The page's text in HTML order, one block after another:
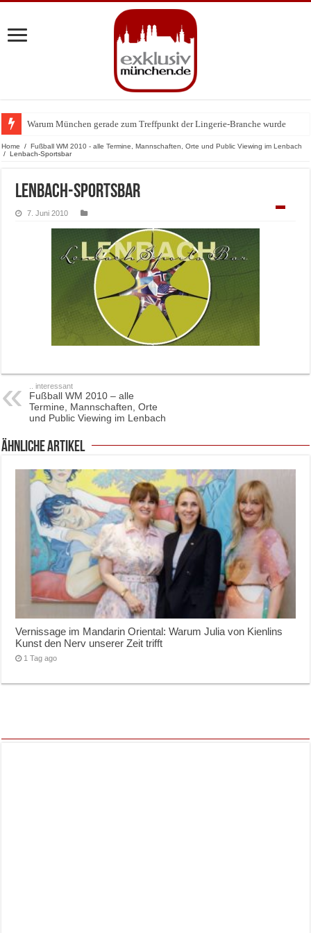
Warum München gerade zum Treffpunkt der Lingerie-Branche wurde
BMW Art Cars in München: Warum die rollenden Kunstwerke bis heute
Home / Fußball WM 2010 - alle Termine, Mannschaften, Orte und Public Viewing im Lenbach
/ Lenbach-Sportsbar
Lenbach-Sportsbar
7. Juni 2010
.. interessant
Fußball WM 2010 – alle
Termine, Mannschaften, Orte
und Public Viewing im Lenbach
ähnliche Artikel
Vernissage im Mandarin Oriental: Warum Julia von Kienlins
Kunst den Nerv unserer Zeit trifft
1 Tag ago